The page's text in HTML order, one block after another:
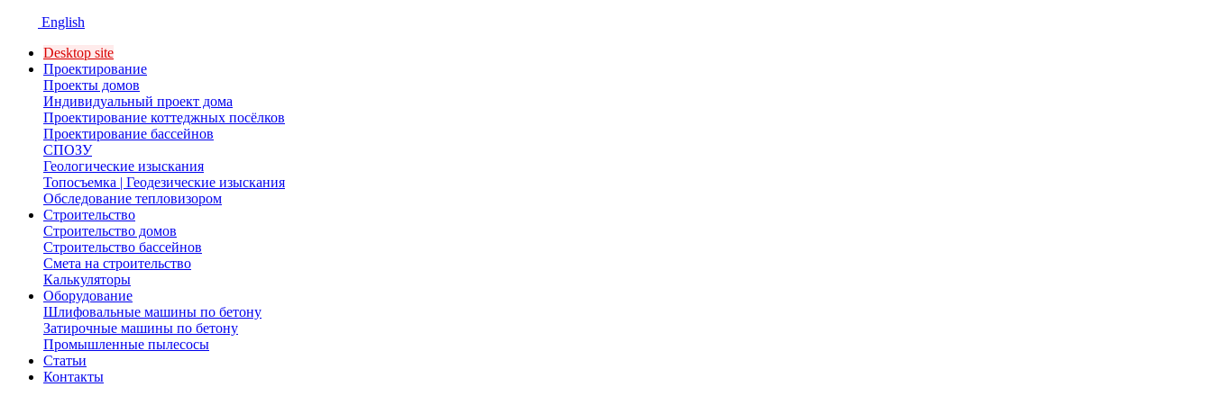
English
Desktop site
Проектирование
Проекты домов
Индивидуальный проект дома
Проектирование коттеджных посёлков
Проектирование бассейнов
СПОЗУ
Геологические изыскания
Топосъемка | Геодезические изыскания
Обследование тепловизором
Строительство
Строительство домов
Строительство бассейнов
Смета на строительство
Калькуляторы
Оборудование
Шлифовальные машины по бетону
Затирочные машины по бетону
Промышленные пылесосы
Статьи
Контакты